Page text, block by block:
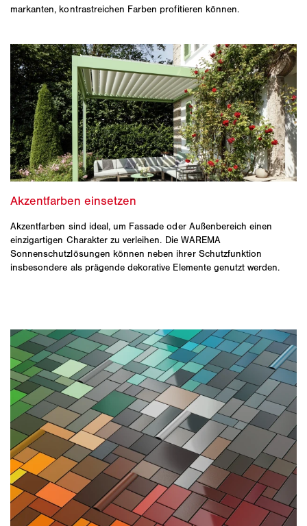
markanten, kontrastreichen Farben profitieren können.
Akzentfarben sind ideal, um Fassade oder Außenbereich einen
einzigartigen Charakter zu verleihen. Die WAREMA
Sonnenschutzlösungen können neben ihrer Schutzfunktion
insbesondere als prägende dekorative Elemente genutzt werden.